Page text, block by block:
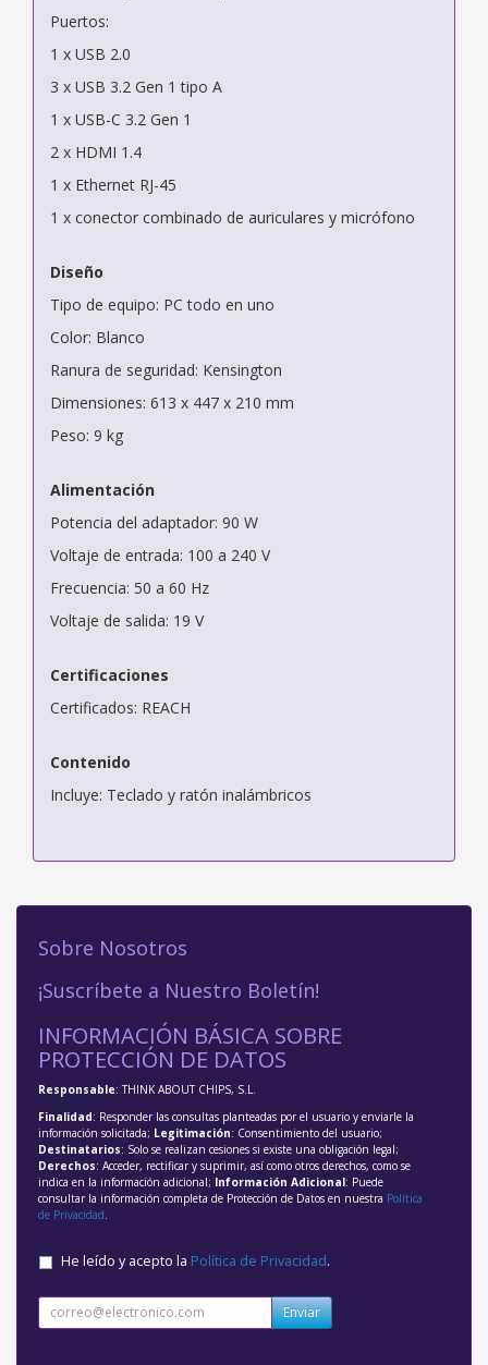
Puertos:
1 x USB 2.0
3 x USB 3.2 Gen 1 tipo A
1 x USB-C 3.2 Gen 1
2 x HDMI 1.4
1 x Ethernet RJ-45
1 x conector combinado de auriculares y micrófono
Diseño
Tipo de equipo: PC todo en uno
Color: Blanco
Ranura de seguridad: Kensington
Dimensiones: 613 x 447 x 210 mm
Peso: 9 kg
Alimentación
Potencia del adaptador: 90 W
Voltaje de entrada: 100 a 240 V
Frecuencia: 50 a 60 Hz
Voltaje de salida: 19 V
Certificaciones
Certificados: REACH
Contenido
Incluye: Teclado y ratón inalámbricos
Sobre Nosotros
¡Suscríbete a Nuestro Boletín!
INFORMACIÓN BÁSICA SOBRE
PROTECCIÓN DE DATOS
Responsable: THINK ABOUT CHIPS, S.L.
Finalidad: Responder las consultas planteadas por el usuario y enviarle la
información solicitada; Legitimación: Consentimiento del usuario;
Destinatarios: Solo se realizan cesiones si existe una obligación legal;
Derechos: Acceder, rectificar y suprimir, así como otros derechos, como se
indica en la información adicional; Información Adicional: Puede
consultar la información completa de Protección de Datos en nuestra Política
de Privacidad
He leído y acepto la Política de Privacidad.
Enviar